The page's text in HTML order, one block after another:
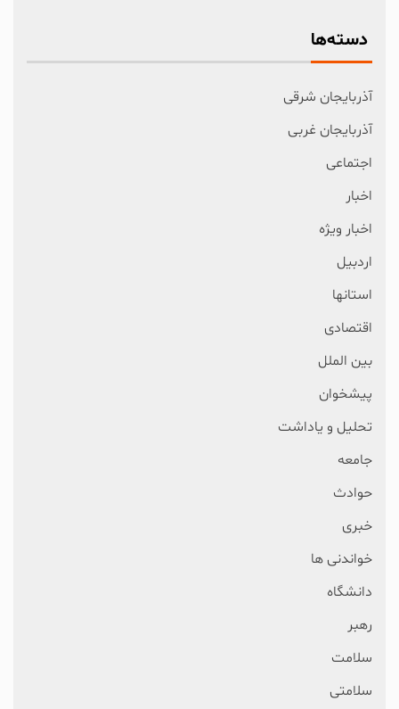
دسته‌ها
آذربایجان شرقی
آذربایجان غربی
اجتماعی
اخبار
اخبار ویژه
اردبیل
استانها
اقتصادی
بین الملل
پیشخوان
تحلیل و یاداشت
جامعه
حوادث
خبری
خواندنی ها
دانشگاه
رهبر
سلامت
سلامتی